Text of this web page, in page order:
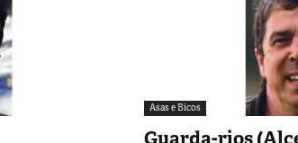
Asas e Bicos